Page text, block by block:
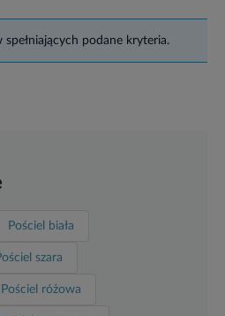
podane kryteria.
Pościel biała
szara
Pościel różowa